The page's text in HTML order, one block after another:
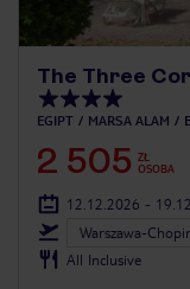
The Three
EGIPT MARSA ALAM
2 505 ZŁ
OSOBA
12.12.2026 -
Warszawa-
All Inclusive